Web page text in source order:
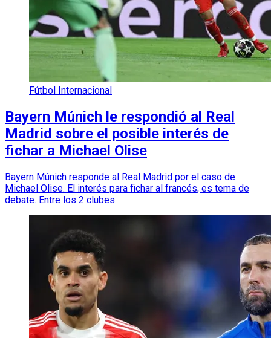
Fútbol Internacional
Bayern Múnich le respondió al Real
Madrid sobre el posible interés de
fichar a Michael Olise
Bayern Múnich responde al Real Madrid por el caso de
Michael Olise. El interés para fichar al francés, es tema de
debate. Entre los 2 clubes.